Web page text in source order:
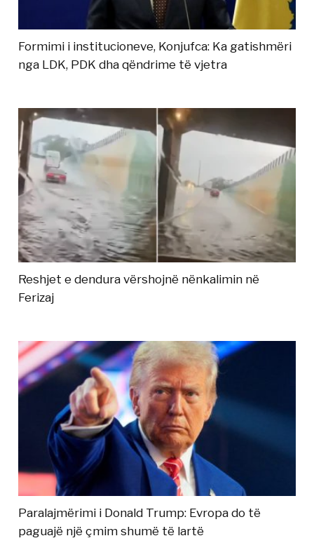
Formimi i institucioneve, Konjufca: Ka gatishmëri
nga LDK, PDK dha qëndrime të vjetra
Reshjet e dendura vërshojnë nënkalimin në
Ferizaj
Paralajmërimi i Donald Trump: Evropa do të
paguajë një çmim shumë të lartë